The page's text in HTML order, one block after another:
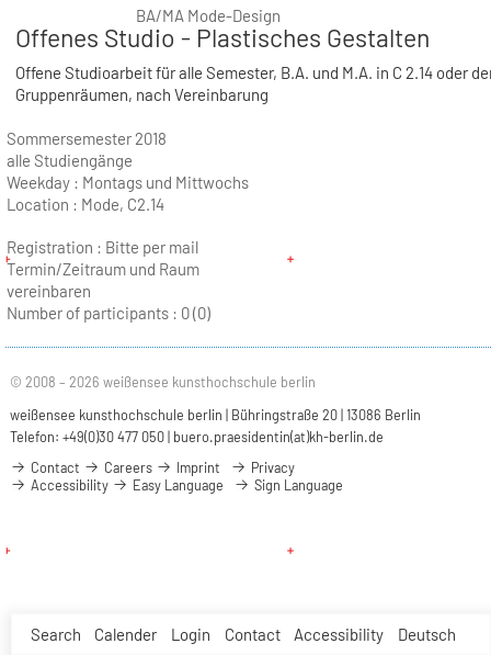
Search Calender Login Contact Accessibility Deutsch
BA/MA Mode-Design
Offenes Studio - Plastisches Gestalten
Offene Studioarbeit für alle Semester, B.A. und M.A. in C 2.14 oder
Gruppenräumen, nach Vereinbarung
Sommersemester 2018
alle Studiengänge
Weekday : Montags und Mittwochs
Location : Mode, C2.14
Registration : Bitte per mail
Termin/Zeitraum und Raum
vereinbaren
Number of participants : 0 (0)
© 2008 – 2026 weißensee kunsthochschule berlin
weißensee kunsthochschule berlin | Bühringstraße 20 | 13086 Berlin
Telefon: +49(0)30 477 050 | buero.praesidentin(at)kh-berlin.de
Contact
Careers Imprint
Privacy
Accessibility
Easy Language Sign Language